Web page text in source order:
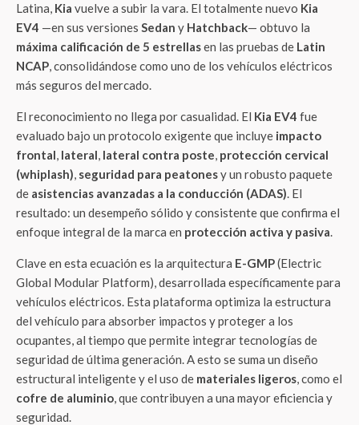
Latina, Kia vuelve a subir la vara. El totalmente nuevo Kia
EV4 —en sus versiones Sedan y Hatchback— obtuvo la
máxima calificación de 5 estrellasen las pruebas de Latin
NCAP, consolidándose como uno de los vehículos eléctricos
más seguros del mercado.
El reconocimiento no llega por casualidad. El Kia EV4 fue
evaluado bajo un protocolo exigente que incluye impacto
frontal, lateral, lateral contra poste, protección cervical
(whiplash), seguridad para peatonesy un robusto paquete
de asistencias avanzadas a la conducción (ADAS). El
resultado: un desempeño sólido y consistente que confirma el
enfoque integral de la marca en protección activa y pasiva.
Clave en esta ecuación es la arquitectura E-GMP(Electric
Global Modular Platform), desarrollada específicamente para
vehículos eléctricos. Esta plataforma optimiza la estructura
del vehículo para absorber impactos y proteger a los
ocupantes, al tiempo que permite integrar tecnologías de
seguridad de última generación. A esto se suma un diseño
estructural inteligente y el uso de materiales ligeros, como el
cofre de aluminio, que contribuyen a una mayor eficiencia y
seguridad.